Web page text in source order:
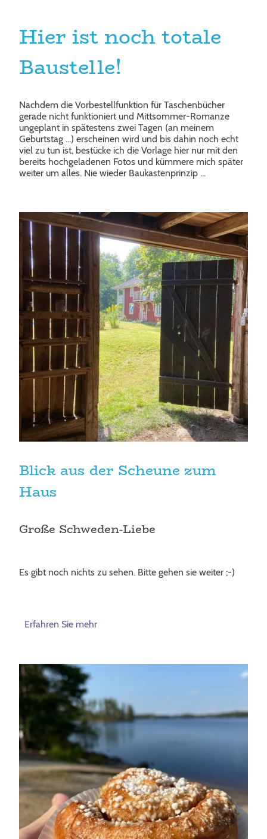
Hier ist noch totale
Baustelle!
Nachdem die Vorbestellfunktion für Taschenbücher
gerade nicht funktioniert und Mittsommer-Romanze
ungeplant in spätestens zwei Tagen (an meinem
Geburtstag ...) erscheinen wird und bis dahin noch echt
viel zu tun ist, bestücke ich die Vorlage hier nur mit den
bereits hochgeladenen Fotos und kümmere mich später
weiter um alles. Nie wieder Baukastenprinzip ...
Blick aus der Scheune zum
Haus
Große Schweden-Liebe
Es gibt noch nichts zu sehen. Bitte gehen sie weiter ;-)
Erfahren Sie mehr